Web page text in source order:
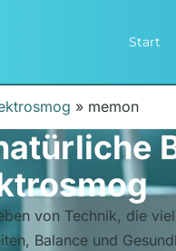
Start
» memon
von Technik, die
Balance und